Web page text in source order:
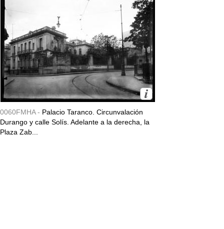
0060FMHA - Palacio Taranco. Circunvalación
Durango y calle Solís. Adelante a la derecha, la
Plaza Zab...